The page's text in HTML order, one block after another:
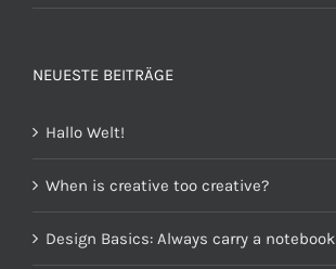
2.50
NEUESTE BEITRÄGE
Hallo Welt!
When is creative too creative?
Design Basics: Always carry a notebook